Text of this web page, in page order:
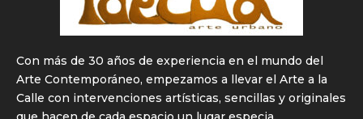
Con más de 30 años de experiencia en el mundo del
Arte Contemporáneo, empezamos a llevar el Arte a la
Calle con intervenciones artísticas, sencillas y originales